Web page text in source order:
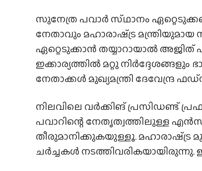
സുനേത്ര പവാർ സ്‌ഥാനം
നേതാവും മഹാരാഷ്‌ട്ര
ഏറ്റെടുക്കാൻ തയ്യാറായാൽ അജിത്
ഇക്കാര്യത്തിൽ മറ്റു നിർദ്ദേശങ്ങളും
നേതാക്കൾ മുഖ്യമന്ത്രി ദേവേന്ദ്ര
നിലവിലെ വർക്കിങ് പ്രസിഡണ്ട്
പവാറിന്റെ നേതൃത്വത്തിലുള്ള
തീരുമാനിക്കുകയുള്ളൂ. മഹാരാഷ്‌ട്ര
ചർച്ചകൾ നടത്തിവരികയായിരുന്നു.